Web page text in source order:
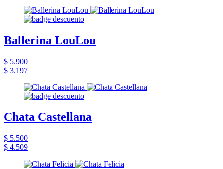
Ballerina LouLou
$ 5.900
$ 3.197
Chata Castellana
$ 5.500
$ 4.509